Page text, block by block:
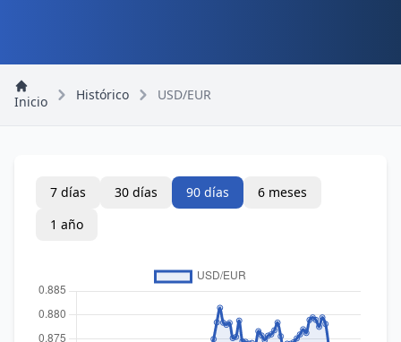
Inicio Histórico USD/EUR
7 días 30 días 90 días
6 meses
1 año